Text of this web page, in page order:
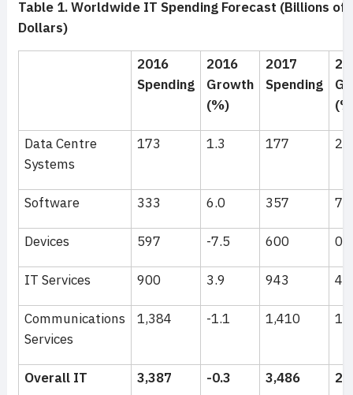
Table 1. Worldwide IT Spending Forecast (Billions of
Dollars)
2016
Spending
2016
Growth
(%)
2017
Spending
Data Centre
Systems
173 1.3 177 2.0
Software 333 6.0 357 7.2
Devices 597 -7.5 600 0.4
IT Services 900 3.9 943 4.8
Communications
Services
1,384 -1.1 1,410 1.9
Overall IT 3,387 -0.3 3,486 2.9